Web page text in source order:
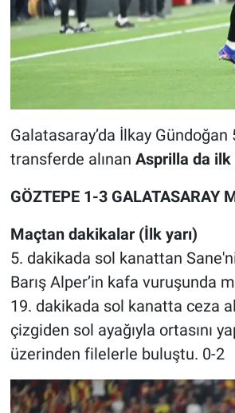
Galatasaray’da İlkay Gündoğan
transferde alınan Asprilla da ilk
GÖZTEPE 1-3 GALATASARAY
Maçtan dakikalar (İlk yarı)
5. dakikada sol kanattan
Barış Alper’in kafa vuruşunda
19. dakikada sol kanatta ceza
çizgiden sol ayağıyla ortasını
üzerinden filelerle buluştu. 0-2